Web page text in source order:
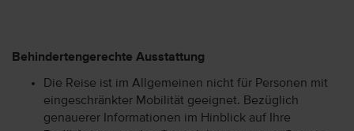
Behindertengerechte Ausstattung
Die Reise ist im Allgemeinen nicht für Personen mit
eingeschränkter Mobilität geeignet. Bezüglich
genauerer Informationen im Hinblick auf Ihre